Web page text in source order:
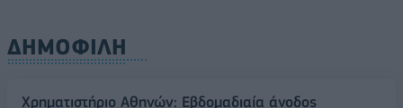
ΔΗΜΟΦΙΛΗ
Χρηματιστήριο Αθηνών: Εβδομαδιαία άνοδος